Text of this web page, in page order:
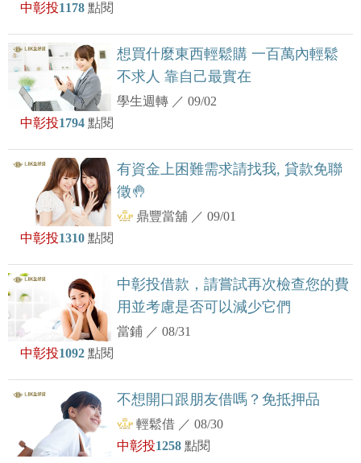
中彰投1178 點閱
想買什麼東西輕鬆購 一百萬內輕鬆
不求人 靠自己最實在
學生週轉 ／09/02
中彰投1794 點閱
有資金上困難需求請找我, 貸款免聯
徵🤚
鼎豐當舖 ／09/01
中彰投1310 點閱
中彰投借款，請嘗試再次檢查您的費
用並考慮是否可以減少它們
當鋪 ／08/31
中彰投1092 點閱
不想開口跟朋友借嗎？免抵押品
輕鬆借 ／08/30
中彰投1258點閱